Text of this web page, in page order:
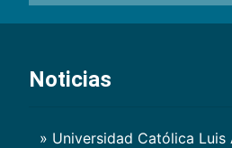
Noticias
» Universidad Católica